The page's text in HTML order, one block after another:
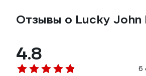
Отзывы о Lucky John
4.8
6